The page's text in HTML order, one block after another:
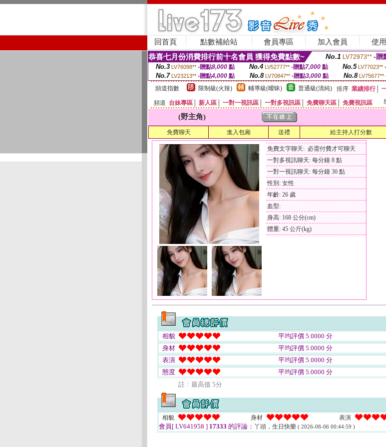
回首頁 點數補給站 會員專區 加入會員 使
恭喜七月份消費排行前十名會員 獲得免費點數~ No.1 LV72973** -贈
No.3 LV76098** -贈點8,000點 No.4 LV52777** -贈點7,000點 No.5 LV77023**
No.7 LV23213** -贈點4,000 點 No.8 LV70847** -贈點3,000 點 No.8 LV75677**
頻道指數
限制級(火辣) 輔導級(曖昧) 普通級(清純) 排序 業績排行│
頻道 台妹專區 新人區 一對一視訊區 一對多視訊區 免費聊天區 免費視訊區
(野主角)
免費聊天 進入包廂 送禮 給主持人打分數
免費文字聊天: 必需付費才可聊天
一對多視訊聊天: 每分鐘 8 點
一對一視訊聊天: 每分鐘 30 點
性別: 女性
年齡: 26 歲
血型:
身高: 168 公分(cm)
體重: 45 公斤(kg)
相貌
平均評價 5.0000 分
身材
平均評價 5.0000 分
表演
平均評價 5.0000 分
態度
平均評價 5.0000 分
註﹕最高值 5分
相貌 身材 表演
會員[ LV641958 ] 17333 的評論： 丫頭，生日快樂 ( 2026-08-06 00:44:59 )